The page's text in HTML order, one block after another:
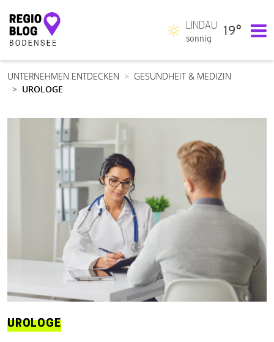
Hauptnavigation
LINDAU
sonnig
19°
UNTERNEHMEN ENTDECKEN
GESUNDHEIT & MEDIZIN
UROLOGE
UROLOGE